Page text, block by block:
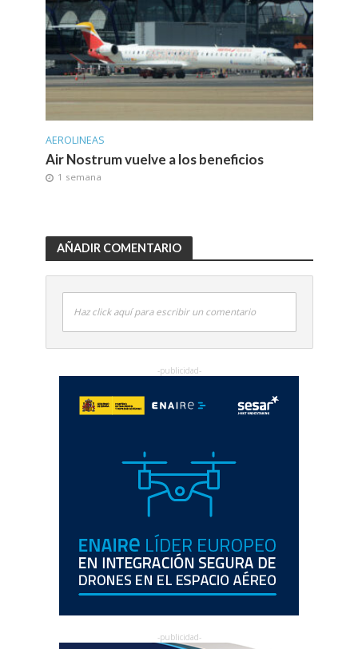
AEROLINEAS
Air Nostrum vuelve a los beneficios
1 semana
AÑADIR COMENTARIO
Haz click aquí para escribir un comentario